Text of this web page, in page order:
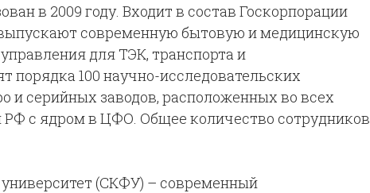
в 2009 году. Входит в состав Госкорпорации
современную бытовую и медицинскую
для ТЭК, транспорта и
порядка 100 научно-исследовательских
и серийных заводов, расположенных во всех
РФ с ядром в ЦФО. Общее количество сотрудников
(СКФУ) – современный